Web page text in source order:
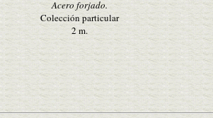
Acero forjado.
Colección particular
2 m.